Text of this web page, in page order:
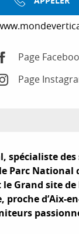
Page
Page
spécialiste
Parc National
le Grand site
proche d’Aix-